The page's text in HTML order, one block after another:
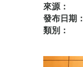
來源：
發布日期：
類別：